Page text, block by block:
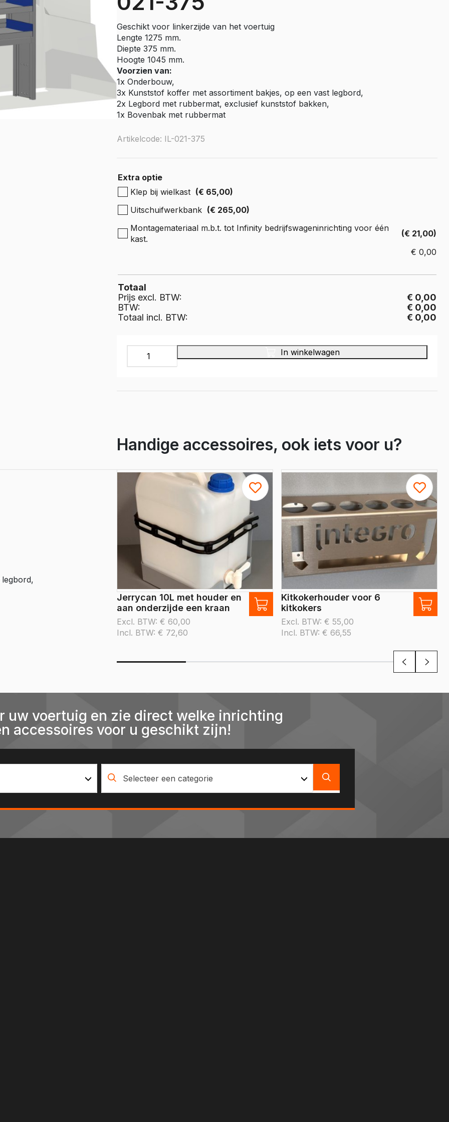
e Citan
e Vito
Sprinter
e Sprinter RWD
Nissan
Townstar
Townstar Electric
Interstar
Partner
e Partner
Expert
e Expert
ProAce City Electric
Caddy
Crafter
Geschikt voor linkerzijde van het voertuig
Lengte 1275 mm.
Diepte 375 mm.
Hoogte 1045 mm.
Voorzien van:
1x Onderbouw,
3x Kunststof koffer met assortiment bakjes, op een vast legbord,
2x Legbord met rubbermat, exclusief kunststof bakken,
1x Bovenbak met rubbermat
Artikelcode: IL-021-375
Extra optie
Klep bij wielkast (€ 65,00)
Uitschuifwerkbank (€ 265,00)
Montagemateriaal m.b.t. tot Infinity bedrijfswageninrichting voor één
kast.
(€ 21,00)
€ 0,00
Totaal
Prijs excl. BTW:
€ 0,00
BTW:
€ 0,00
Totaal incl. BTW:
€ 0,00
INFINITY
Bedrijfswageninrichting,
In winkelwagen
Handige accessoires, ook iets voor u?
Jerrycan 10L met houder en
aan onderzijde een kraan
Excl. BTW: € 60,00
Incl. BTW: € 72,60
Kitkokerhouder voor 6
kitkokers
Excl. BTW: € 55,00
Incl. BTW: € 66,55
uw voertuig en zie direct welke inrichting
accessoires voor u geschikt zijn!
Selecteer een categorie